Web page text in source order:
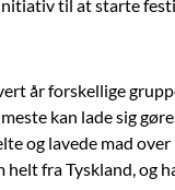
til at starte
år forskellige
kan lade sig
og lavede mad
fra Tyskland, og